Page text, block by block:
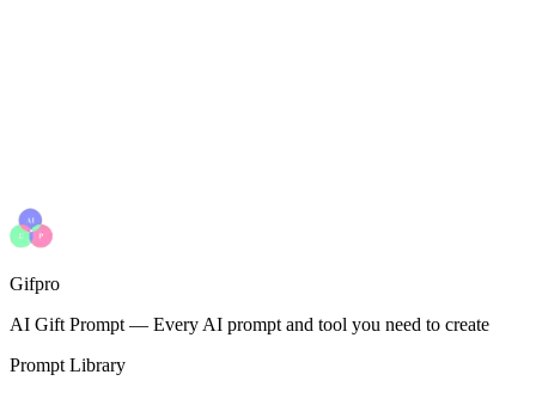
Gifpro
AI Gift Prompt — Every AI prompt and tool you need to create
Prompt Library